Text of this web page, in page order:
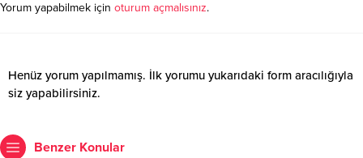
Yorum yapabilmek için oturum açmalısınız.
Henüz yorum yapılmamış. İlk yorumu yukarıdaki form aracılığıyla
siz yapabilirsiniz.
Benzer Konular